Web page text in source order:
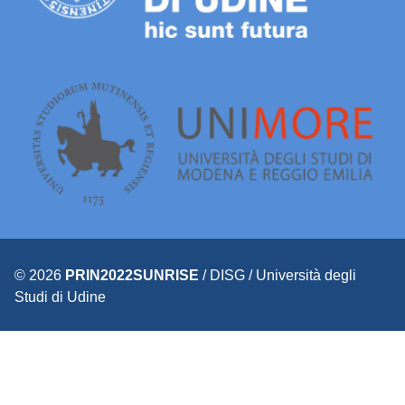
© 2026 PRIN2022SUNRISE / DISG / Università degli
Studi di Udine